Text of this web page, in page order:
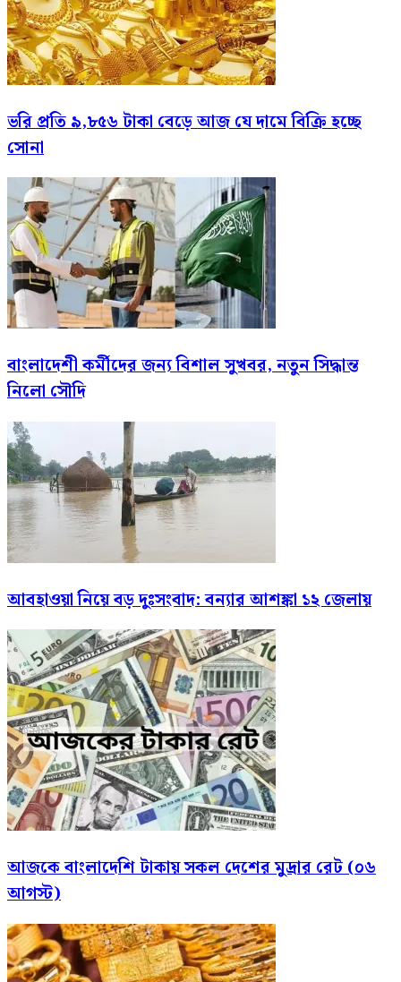
ভরি প্রতি ৯,৮৫৬ টাকা বেড়ে আজ যে দামে বিক্রি হচ্ছে
সোনা
বাংলাদেশী কর্মীদের জন্য বিশাল সুখবর, নতুন সিদ্ধান্ত
নিলো সৌদি
আবহাওয়া নিয়ে বড় দুঃসংবাদ: বন্যার আশঙ্কা ১২ জেলায়
আজকে বাংলাদেশি টাকায় সকল দেশের মুদ্রার রেট (০৬
আগস্ট)